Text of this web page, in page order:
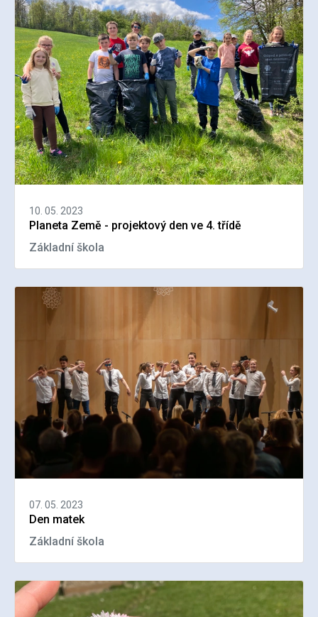
10. 05. 2023
Planeta Země - projektový den ve 4. třídě
Základní škola
07. 05. 2023
Den matek
Základní škola